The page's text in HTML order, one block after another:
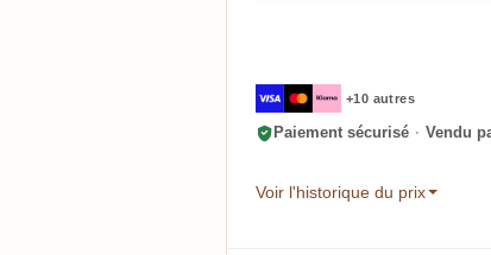
+10 autres
Paiement sécurisé · Vendu
Voir l'historique du prix